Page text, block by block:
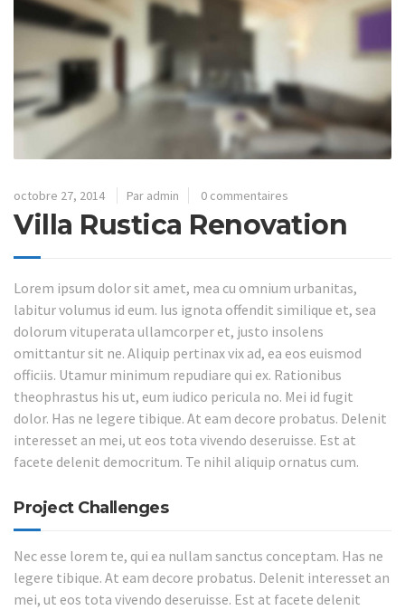
octobre 27, 2014 Par admin 0 commentaires
Villa Rustica Renovation
Lorem ipsum dolor sit amet, mea cu omnium urbanitas,
labitur volumus id eum. Ius ignota offendit similique et, sea
dolorum vituperata ullamcorper et, justo insolens
omittantur sit ne. Aliquip pertinax vix ad, ea eos euismod
officiis. Utamur minimum repudiare qui ex. Rationibus
theophrastus his ut, eum iudico pericula no. Mei id fugit
dolor. Has ne legere tibique. At eam decore probatus. Delenit
interesset an mei, ut eos tota vivendo deseruisse. Est at
facete delenit democritum. Te nihil aliquip ornatus cum.
Project Challenges
Nec esse lorem te, qui ea nullam sanctus conceptam. Has ne
legere tibique. At eam decore probatus. Delenit interesset an
mei, ut eos tota vivendo deseruisse. Est at facete delenit